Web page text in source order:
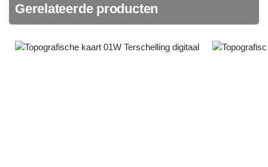
Gerelateerde producten